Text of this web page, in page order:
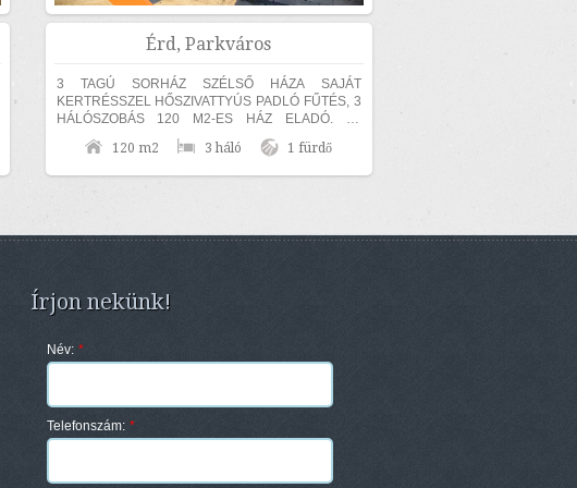
Érd, Parkváros
3 TAGÚ SORHÁZ SZÉLSŐ HÁZA SAJÁT
KERTRÉSSZEL HŐSZIVATTYÚS PADLÓ FŰTÉS, 3
HÁLÓSZOBÁS 120 M2-ES HÁZ ELADÓ. Az
ingatlan 30-as hőszigetelő téglából épült, amelyre
15 cm...
120 m2 3 háló 1 fürdő
Írjon nekünk!
Név: *
Telefonszám: *